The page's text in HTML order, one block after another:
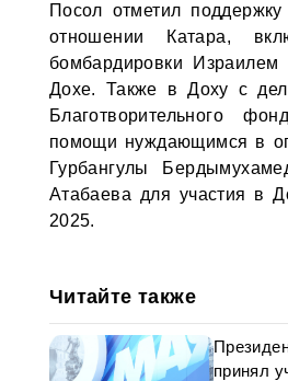
Посол отметил
отношении Катара,
бомбардировки
Дохе. Также в Доху с
Благотворительного
помощи нуждающимся в
Гурбангулы
Атабаева для участия в
2025.
Читайте также
принял